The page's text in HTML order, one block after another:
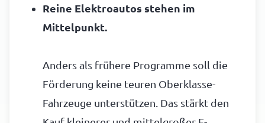
Reine Elektroautos stehen im
Mittelpunkt.
Anders als frühere Programme soll die
Förderung keine teuren Oberklasse-
Fahrzeuge unterstützen. Das stärkt den